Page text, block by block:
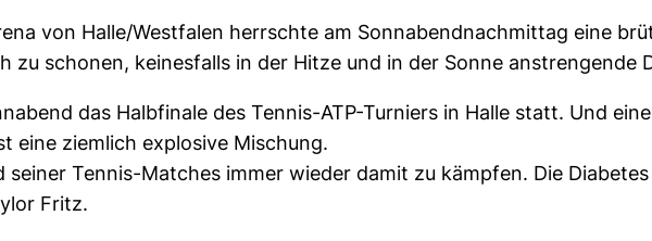
von Halle/Westfalen herrschte am Sonnabendnachmittag eine
zu schonen, keinesfalls in der Hitze und in der Sonne
das Halbfinale des Tennis-ATP-Turniers in Halle statt. Und
eine ziemlich explosive Mischung.
seiner Tennis-Matches immer wieder damit zu kämpfen. Die
Fritz.